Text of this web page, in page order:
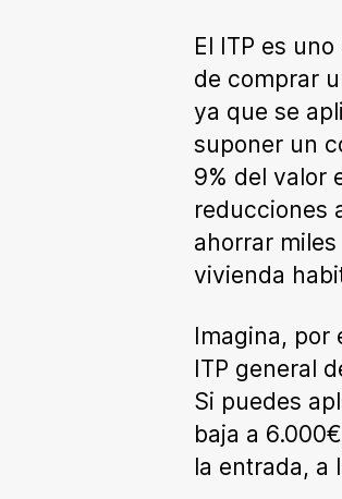
El ITP es
de comprar
ya que se
suponer un
9% del valor
reducciones
ahorrar
vivienda
Imagina,
ITP general
Si puedes
baja a
la entrada,